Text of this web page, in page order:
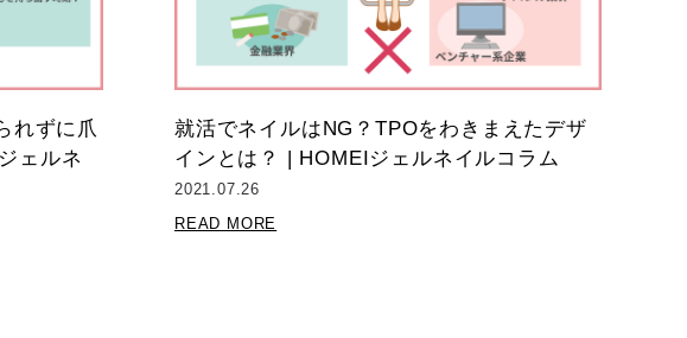
れずに爪
ェルネ
就活でネイルはNG？TPOをわきまえたデザ
インとは？ | HOMEIジェルネイルコラム
2021.07.26
READ MORE